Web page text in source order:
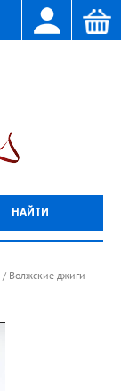
/ Волжские джиги